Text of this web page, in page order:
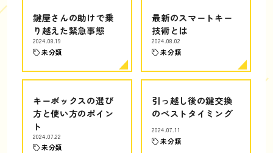
鍵屋さんの助けで乗
り越えた緊急事態
2024.08.19
未分類
最新のスマートキー
技術とは
2024.08.02
未分類
キーボックスの選び
方と使い方のポイン
ト
2024.07.22
未分類
引っ越し後の鍵交換
のベストタイミング
2024.07.11
未分類